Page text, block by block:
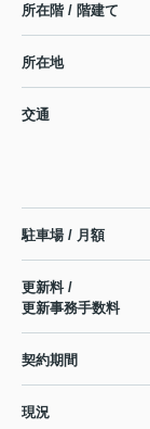
所在階 / 階建て
所在地
交通
駐車場 / 月額
更新料 /
更新事務手数料
契約期間
現況